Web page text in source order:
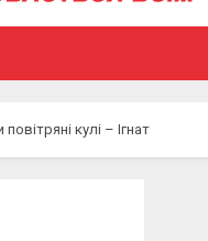
кулі – Ігнат